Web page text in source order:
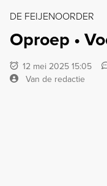
DE FEIJENOORDER
Oproep •
12 mei 2025 15:05
Van de redactie